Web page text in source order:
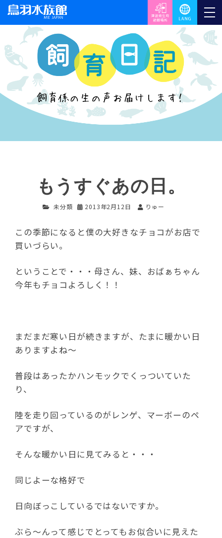
もうすぐあの日。
未分類 2013年2月12日 りゅー
この季節になると僕の大好きなチョコがお店で
買いづらい。
ということで・・・母さん、妹、おばぁちゃん
今年もチョコよろしく！！
まだまだ寒い日が続きますが、たまに暖かい日
ありますよね～
普段はあったかハンモックでくっついていた
り、
陸を走り回っているのがレンゲ、マーボーのペ
アですが、
そんな暖かい日に見てみると・・・
同じよーな格好で
日向ぼっこしているではないですか。
ぶら～んって感じでとってもお似合いに見えた